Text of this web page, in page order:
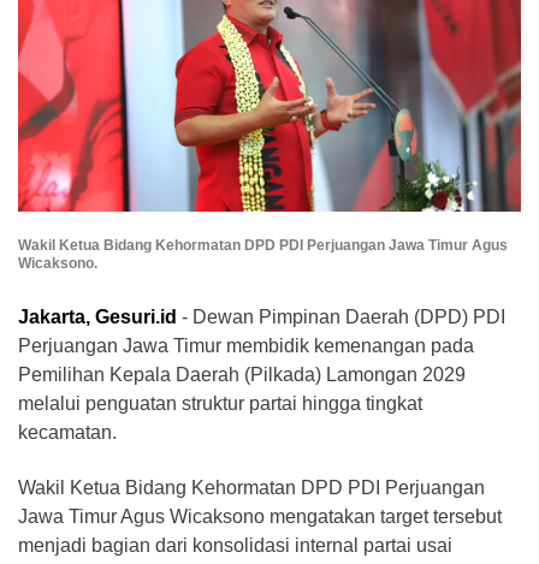
Wakil Ketua Bidang Kehormatan DPD PDI Perjuangan Jawa Timur Agus
Wicaksono.
Jakarta, Gesuri.id - Dewan Pimpinan Daerah (DPD) PDI
Perjuangan Jawa Timur membidik kemenangan pada
Pemilihan Kepala Daerah (Pilkada) Lamongan 2029
melalui penguatan struktur partai hingga tingkat
kecamatan.
Wakil Ketua Bidang Kehormatan DPD PDI Perjuangan
Jawa Timur Agus Wicaksono mengatakan target tersebut
menjadi bagian dari konsolidasi internal partai usai